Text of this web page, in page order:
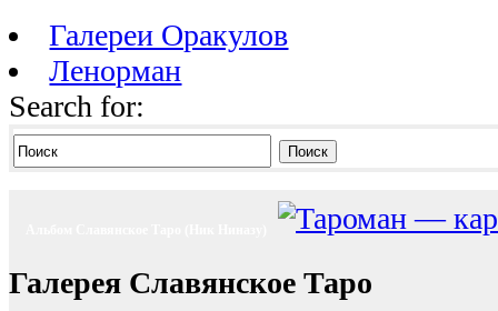
Галереи Оракулов
Ленорман
Search for:
Поиск
Галерея Славянское Таро